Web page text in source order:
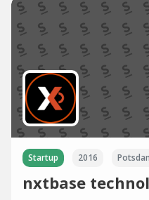
Startup 2016
nxtbase